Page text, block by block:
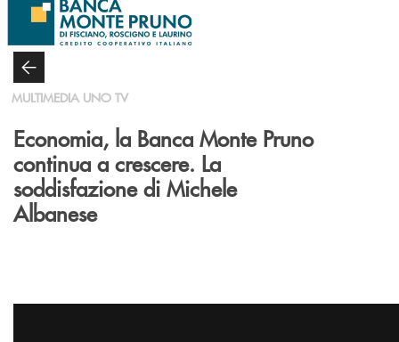
Salta al contenuto principale
MULTIMEDIA UNO TV
Economia, la Banca Monte Pruno
continua a crescere. La
soddisfazione di Michele
Albanese